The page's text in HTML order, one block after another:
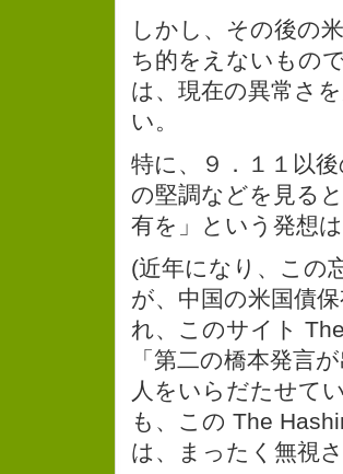
しかし、その後の
ち的をえないもの
は、現在の異常さ
い。
特に、９．１１以
の堅調などを見る
有を」という発想
(近年になり、この
が、中国の米国債
れ、このサイト
「第二の橋本発言
人をいらだたせて
も、この The
は、まったく無視